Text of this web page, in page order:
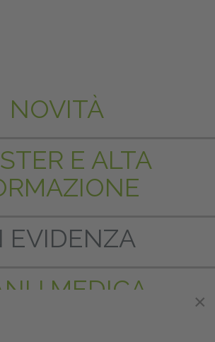
NOVITÀ
E ALTA
EVIDENZA
MEDICA
×